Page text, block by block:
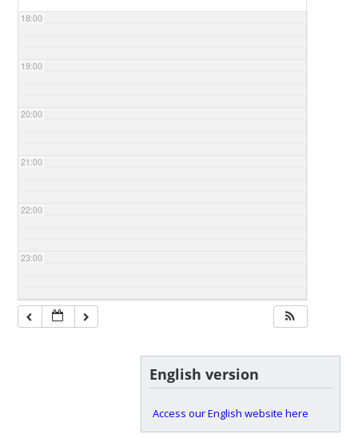
18:00
19:00
20:00
21:00
22:00
23:00
English version
Access our English website here